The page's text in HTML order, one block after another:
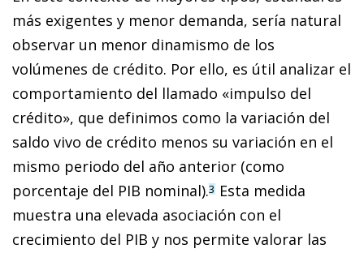
más exigentes y menor demanda, sería natural
observar un menor dinamismo de los
volúmenes de crédito. Por ello, es útil analizar el
comportamiento del llamado «impulso del
crédito», que definimos como la variación del
saldo vivo de crédito menos su variación en el
mismo periodo del año anterior (como
porcentaje del PIB nominal).3 Esta medida
muestra una elevada asociación con el
crecimiento del PIB y nos permite valorar las